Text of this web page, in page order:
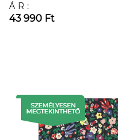
ÁR:
43 990 Ft